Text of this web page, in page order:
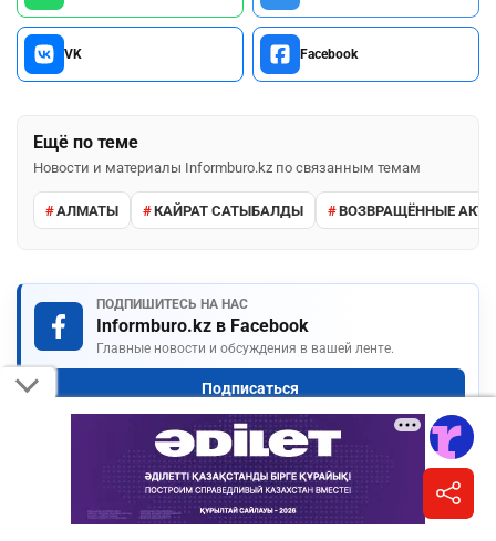
VK Facebook
Ещё по теме
Новости и материалы Informburo.kz по связанным темам
АЛМАТЫ КАЙРАТ САТЫБАЛДЫ ВОЗВРАЩЁННЫЕ
ПОДПИШИТЕСЬ НА НАС
Informburo.kz в Facebook
Главные новости и обсуждения в вашей ленте.
Подписаться
КОММЕНТАРИИ